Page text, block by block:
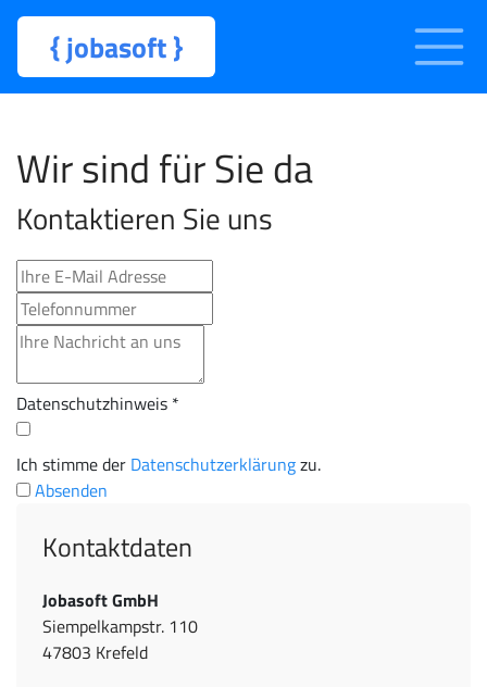
{jobasoft}
Kontaktdaten
Jobasoft GmbH
Siempelkampstr. 110
47803 Krefeld
Wir sind für Sie da
Kontaktieren Sie uns
Datenschutzhinweis *
Ich stimme der Datenschutz­erklärungzu.
Absenden